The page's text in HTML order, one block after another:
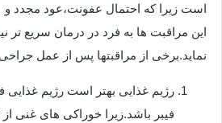
است زیرا که احتمال عفونت،عود مجدد و
این مراقبت ها به فرد در درمان سریع تر
نماید.برخی از مراقبتها پس از عمل
رژیم غذایی بهتر است رژیم غذایی
فیبر باشد.زیرا خوراکی های غنی